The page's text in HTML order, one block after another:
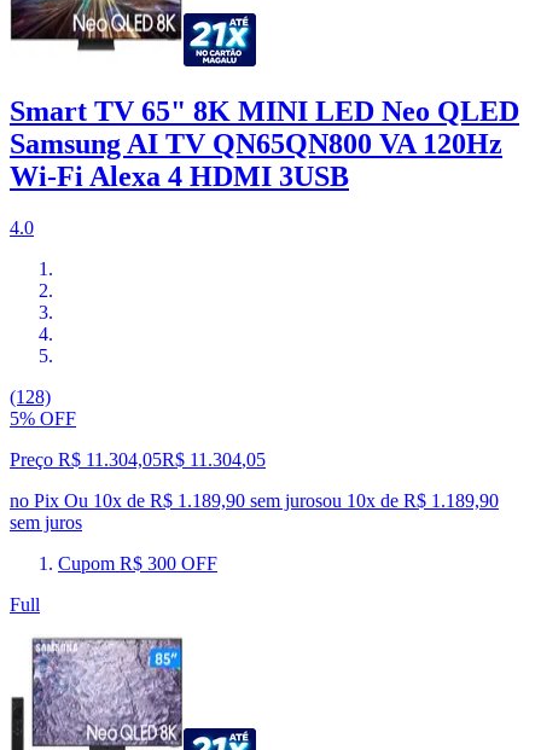
Smart TV 65" 8K MINI LED Neo QLED
Samsung AI TV QN65QN800 VA 120Hz
Wi-Fi Alexa 4 HDMI 3USB
4.0
(128)
5% OFF
Preço R$ 11.304,05R$ 11.304,05
no Pix Ou 10x de R$ 1.189,90 sem jurosou 10x de R$ 1.189,90
sem juros
Cupom R$ 300 OFF
Full